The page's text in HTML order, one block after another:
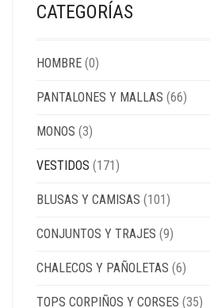
CATEGORÍAS
HOMBRE (0)
PANTALONES Y MALLAS (66)
MONOS (3)
VESTIDOS (171)
BLUSAS Y CAMISAS (101)
CONJUNTOS Y TRAJES (9)
CHALECOS Y PAÑOLETAS (6)
TOPS CORPIÑOS Y CORSES (35)